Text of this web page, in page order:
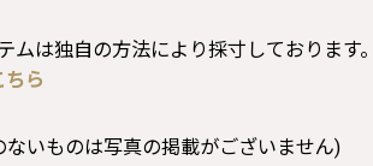
は独自の方法により採寸しております。
ちら
いものは写真の掲載がございません)